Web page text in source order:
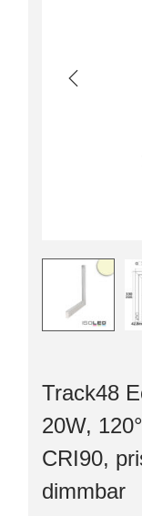
Track48
20W,
CRI90,
dimmbar